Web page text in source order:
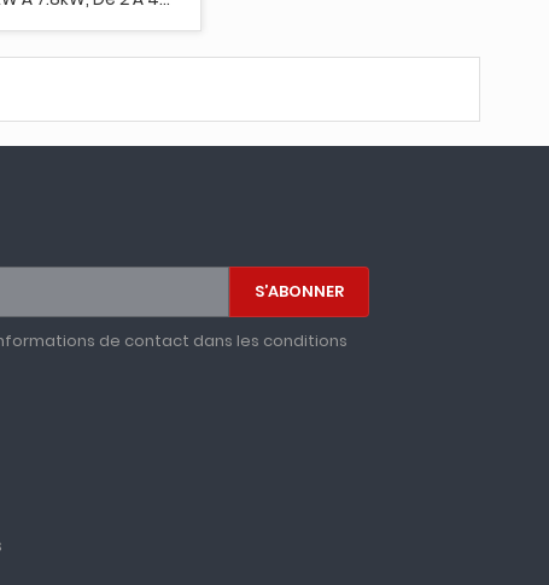
de contact dans les conditions